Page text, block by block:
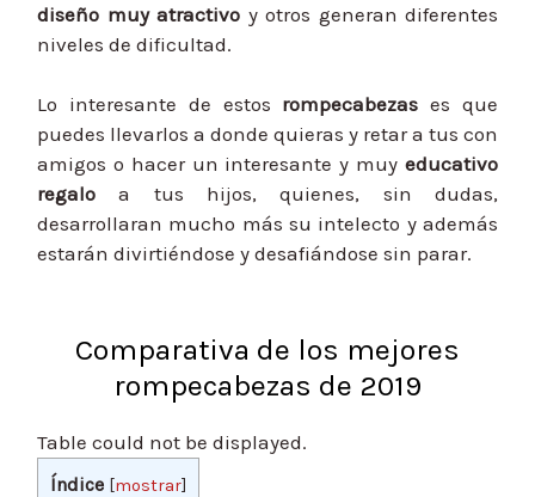
diseño muy atractivo y otros generan diferentes
niveles de dificultad.
Lo interesante de estos rompecabezas es que
puedes llevarlos a donde quieras y retar a tus con
amigos o hacer un interesante y muy educativo
regalo a tus hijos, quienes, sin dudas,
desarrollaran mucho más su intelecto y además
estarán divirtiéndose y desafiándose sin parar.
Comparativa de los mejores
rompecabezas de 2019
Table could not be displayed.
Índice [mostrar]